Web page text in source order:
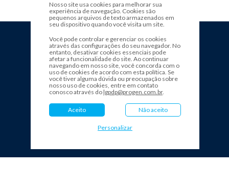
Nosso site usa cookies para melhorar sua
experiência de navegação. Cookies são
pequenos arquivos de texto armazenados em
seu dispositivo quando você visita um site.
Você pode controlar e gerenciar os cookies
através das configurações do seu navegador. No
entanto, desativar cookies essenciais pode
afetar a funcionalidade do site. Ao continuar
navegando em nosso site, você concorda com o
uso de cookies de acordo com esta política. Se
você tiver alguma dúvida ou preocupação sobre
nosso uso de cookies, entre em contato
conosco através do lgpdp@progen.com.br.
Aceito Não aceito
Personalizar